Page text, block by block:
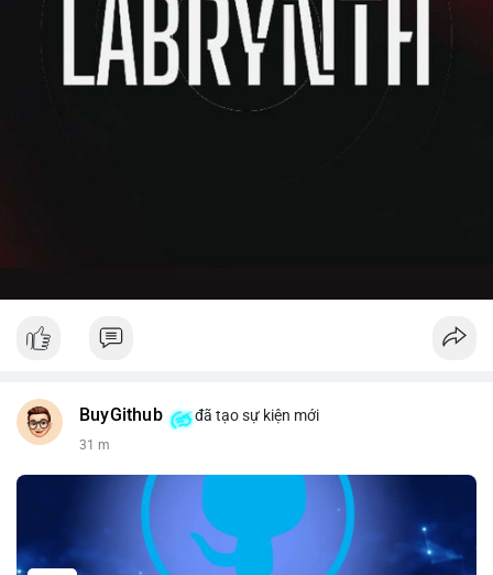
BuyGithub đã tạo sự kiện mới
31 m